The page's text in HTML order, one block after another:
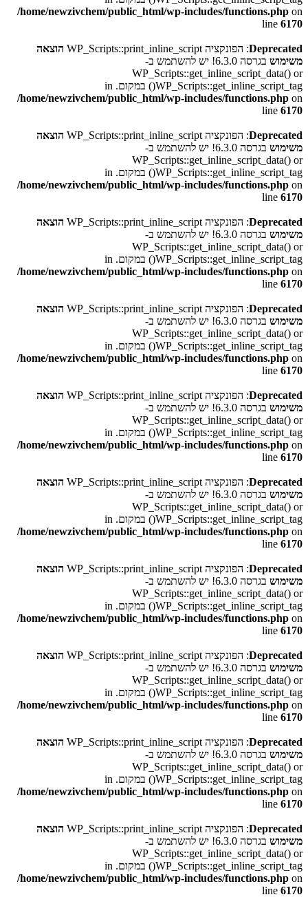
/home/newzivchem/public_html/wp-includes/functions.php on
line 6170
Deprecated: הפונקציה WP_Scripts::print_inline_script
הוצאה
משימוש
בגרסה 6.3.0! יש להשתמש ב-
WP_Scripts::get_inline_script_data() or
WP_Scripts::get_inline_script_tag() במקום. in
/home/newzivchem/public_html/wp-includes/functions.php on
line 6170
Deprecated: הפונקציה WP_Scripts::print_inline_script
הוצאה
משימוש
בגרסה 6.3.0! יש להשתמש ב-
WP_Scripts::get_inline_script_data() or
WP_Scripts::get_inline_script_tag() במקום. in
/home/newzivchem/public_html/wp-includes/functions.php on
line 6170
Deprecated: הפונקציה WP_Scripts::print_inline_script
הוצאה
משימוש
בגרסה 6.3.0! יש להשתמש ב-
WP_Scripts::get_inline_script_data() or
WP_Scripts::get_inline_script_tag() במקום. in
/home/newzivchem/public_html/wp-includes/functions.php on
line 6170
Deprecated: הפונקציה WP_Scripts::print_inline_script
הוצאה
משימוש
בגרסה 6.3.0! יש להשתמש ב-
WP_Scripts::get_inline_script_data() or
WP_Scripts::get_inline_script_tag() במקום. in
/home/newzivchem/public_html/wp-includes/functions.php on
line 6170
Deprecated: הפונקציה WP_Scripts::print_inline_script
הוצאה
משימוש
בגרסה 6.3.0! יש להשתמש ב-
WP_Scripts::get_inline_script_data() or
WP_Scripts::get_inline_script_tag() במקום. in
/home/newzivchem/public_html/wp-includes/functions.php on
line 6170
Deprecated: הפונקציה WP_Scripts::print_inline_script
הוצאה
משימוש
בגרסה 6.3.0! יש להשתמש ב-
WP_Scripts::get_inline_script_data() or
WP_Scripts::get_inline_script_tag() במקום. in
/home/newzivchem/public_html/wp-includes/functions.php on
line 6170
Deprecated: הפונקציה WP_Scripts::print_inline_script
הוצאה
משימוש
בגרסה 6.3.0! יש להשתמש ב-
WP_Scripts::get_inline_script_data() or
WP_Scripts::get_inline_script_tag() במקום. in
/home/newzivchem/public_html/wp-includes/functions.php on
line 6170
Deprecated: הפונקציה WP_Scripts::print_inline_script
הוצאה
משימוש
בגרסה 6.3.0! יש להשתמש ב-
WP_Scripts::get_inline_script_data() or
WP_Scripts::get_inline_script_tag() במקום. in
/home/newzivchem/public_html/wp-includes/functions.php on
line 6170
Deprecated: הפונקציה WP_Scripts::print_inline_script
הוצאה
משימוש
בגרסה 6.3.0! יש להשתמש ב-
WP_Scripts::get_inline_script_data() or
WP_Scripts::get_inline_script_tag() במקום. in
/home/newzivchem/public_html/wp-includes/functions.php on
line 6170
Deprecated: הפונקציה WP_Scripts::print_inline_script
הוצאה
משימוש
בגרסה 6.3.0! יש להשתמש ב-
WP_Scripts::get_inline_script_data() or
WP_Scripts::get_inline_script_tag() במקום. in
/home/newzivchem/public_html/wp-includes/functions.php on
line 6170